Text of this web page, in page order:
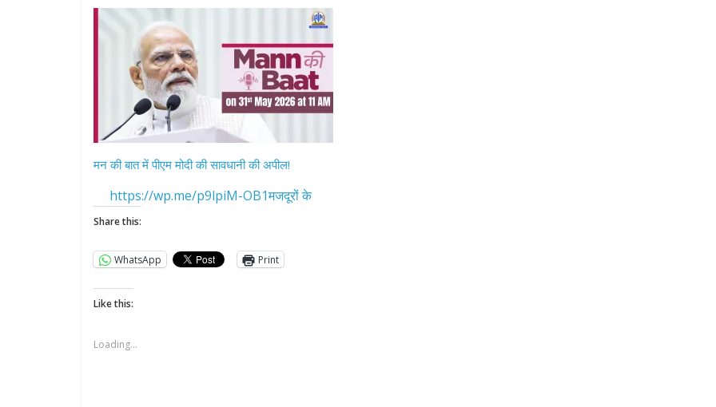
मन की बात में पीएम मोदी की सावधानी की अपील!
https://wp.me/p9lpiM-OB1मजदूरों के
Share this:
WhatsApp Print
Like this:
Loading...
Pradesh
August 4, 2021